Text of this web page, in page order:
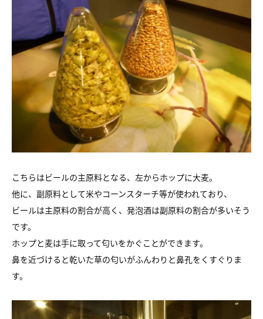
こちらはビールの主原料となる、左からホップに大麦。
他に、副原料として米やコーンスターチ等が使われており、
ビールは主原料の割合が高く、発泡酒は副原料の割合が多いそう
です。
ホップと麦は手に取って匂いをかぐことができます。
鼻を近づけると乾いた草の匂いがふんわりと鼻孔をくすぐりま
す。